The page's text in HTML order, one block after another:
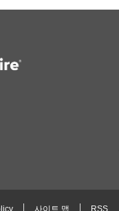
사이트 맵 RSS